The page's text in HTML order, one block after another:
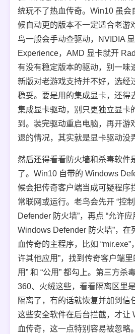
统玩不了热血传奇。Win10 虽会
候自动更的版本不一定适合老游
鸟一般会手动查驱动，NVIDIA
Experience，AMD 显卡就开
有没有稳定版本的驱动，别一味
新版对老游戏支持并不好，选经
稳妥。要是用的集成显卡，还得
集成显卡驱动，别只更独立显卡
到。装完驱动重启电脑，再开游
退的情况，其实就是显卡驱动没
然后还得看看防火墙和杀毒软件
了。Win10 自带的 Windows
候会把传奇客户端当成可疑程序
常联网或运行。老鸟会先开 “控
Defender 防火墙”，再点 “允许
Windows Defender 防火墙”，在
血传奇的主程序，比如
许其他应用”，找到传奇客户端
用” 和 “公用” 都勾上。第三方杀
360、火绒这些，看看隔离区里
隔离了，有的话就恢复并加到信
这些安全软件在后台拦截，才让
血传奇，这一点特别容易被忽略。